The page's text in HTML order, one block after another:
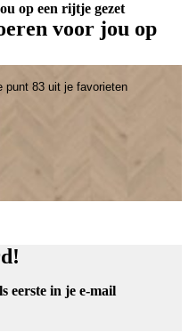
op een rijtje gezet
voor jou op
punt 83 uit je favorieten
eerste in je e-mail